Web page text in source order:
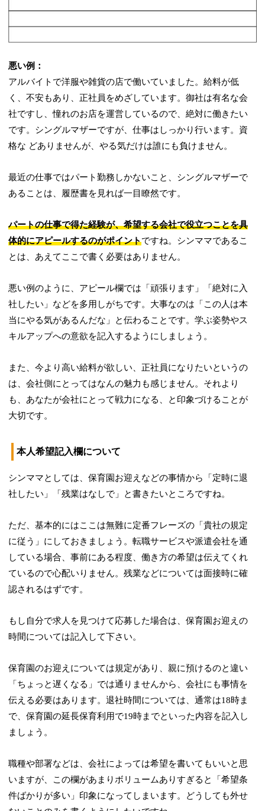
悪い例：
アルバイトで洋服や雑貨の店で働いていました。給料が低
く、不安もあり、正社員をめざしています。御社は有名な会
社ですし、憧れのお店を運営しているので、絶対に働きたい
です。シングルマザーですが、仕事はしっかり行います。資
格な どありませんが、やる気だけは誰にも負けません。
最近の仕事ではパート勤務しかないこと、シングルマザーで
あることは、履歴書を見れば一目瞭然です。
パートの仕事で得た経験が、希望する会社で役立つことを具
体的にアピールするのがポイントですね。シンママであるこ
とは、あえてここで書く必要はありません。
悪い例のように、アピール欄では「頑張ります」「絶対に入
社したい」などを多用しがちです。大事なのは「この人は本
当にやる気があるんだな」と伝わることです。学ぶ姿勢やス
キルアップへの意欲を記入するようにしましょう。
また、今より高い給料が欲しい、正社員になりたいというの
は、会社側にとってはなんの魅力も感じません。それより
も、あなたが会社にとって戦力になる、と印象づけることが
大切です。
本人希望記入欄について
シンママとしては、保育園お迎えなどの事情から「定時に退
社したい」「残業はなしで」と書きたいところですね。
ただ、基本的にはここは無難に定番フレーズの「貴社の規定
に従う」にしておきましょう。転職サービスや派遣会社を通
している場合、事前にある程度、働き方の希望は伝えてくれ
ているので心配いりません。残業などについては面接時に確
認されるはずです。
もし自分で求人を見つけて応募した場合は、保育園お迎えの
時間については記入して下さい。
保育園のお迎えについては規定があり、親に預けるのと違い
「ちょっと遅くなる」では通りませんから、会社にも事情を
伝える必要はあります。退社時間については、通常は18時ま
で、保育園の延長保育利用で19時までといった内容を記入し
ましょう。
職種や部署などは、会社によっては希望を書いてもいいと思
いますが、この欄があまりボリュームありすぎると「希望条
件ばかりが多い」印象になってしまいます。どうしても外せ